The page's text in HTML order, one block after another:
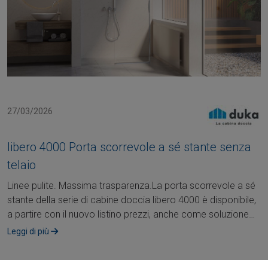
27/03/2026
libero 4000 Porta scorrevole a sé stante senza
telaio
Linee pulite. Massima trasparenza.La porta scorrevole a sé
stante della serie di cabine doccia libero 4000 è disponibile,
a partire con il nuovo listino prezzi, anche come soluzione
senza telaio –....
Leggi di più